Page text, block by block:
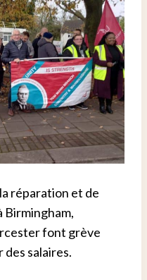
réparation et de
Birmingham,
font grève
salaires.